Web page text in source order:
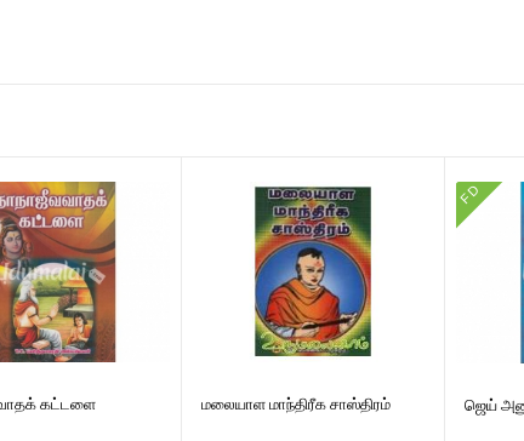
கட்டளை மலையாள மாந்திரீக சாஸ்திரம்
FD
ஜெய்